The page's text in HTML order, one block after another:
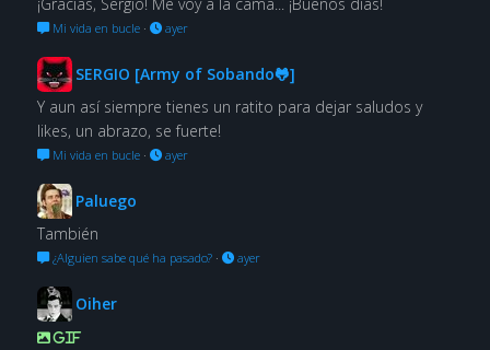
Mi vida en bucle· ayer
SERGIO [Army of Sobando🐸]
Y aun así siempre tienes un ratito para dejar saludos y
likes, un abrazo, se fuerte!
Mi vida en bucle· ayer
Paluego
También
¿Alguien sabe qué ha pasado?· ayer
Oiher
GIF